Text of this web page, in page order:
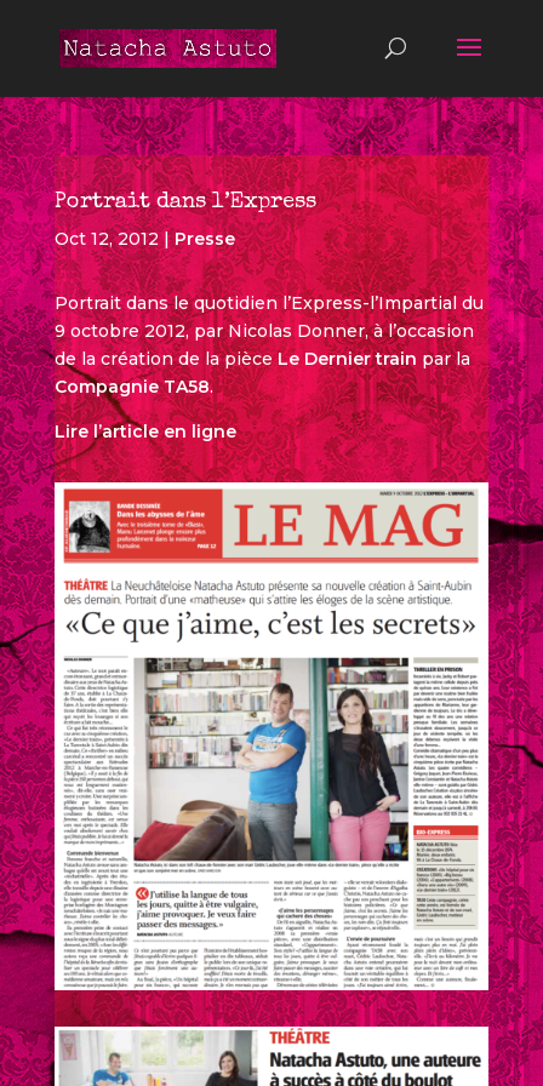
Portrait dans l’Express
Oct 12, 2012|Presse
Portrait dans le quotidien l’Express-l’Impartial du
9 octobre 2012, par Nicolas Donner, à l’occasion
de la création de la pièceLe Dernier train par la
Compagnie TA58.
Lire l’article en ligne